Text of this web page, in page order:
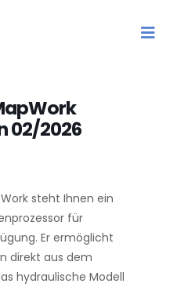
Toggle
02/2026
steht Ihnen ein
für
Er ermöglicht
direkt aus dem
hydraulische Modell